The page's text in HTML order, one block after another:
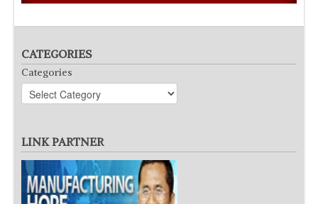
CATEGORIES
Categories
LINK PARTNER